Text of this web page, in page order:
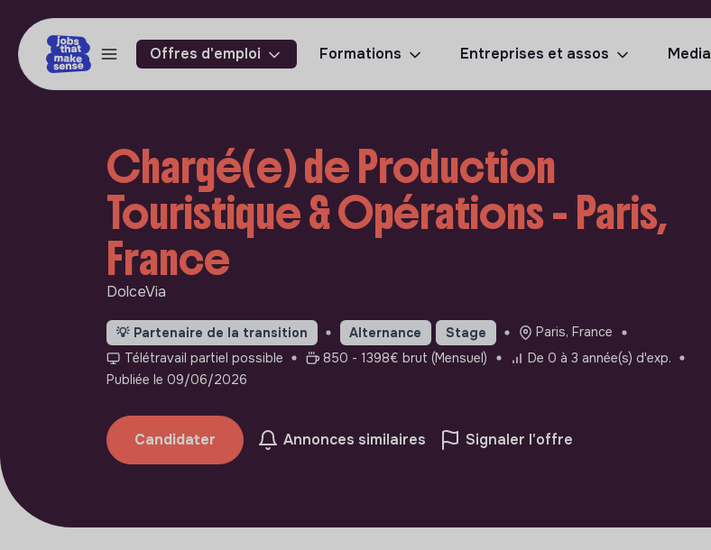
Offres d'emploi Formations Entreprises et assos Media
Chargé(e) de Production
Touristique & Opérations - Paris,
France
DolceVia
💡 Partenaire de la transition Alternance Stage
Paris, France
Télétravail partiel possible
850 - 1398€ brut (Mensuel)
De 0 à 3 année(s) d'exp.
Publiée le 09/06/2026
Candidater Annonces similaires Signaler l'offre